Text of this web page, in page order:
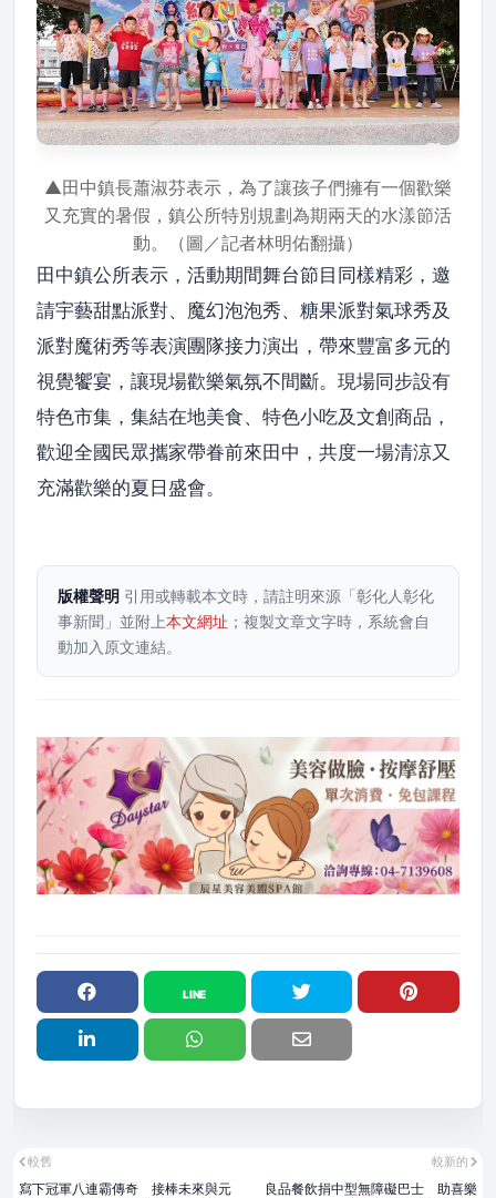
▲田中鎮長蕭淑芬表示，為了讓孩子們擁有一個歡樂
又充實的暑假，鎮公所特別規劃為期兩天的水漾節活
動。（圖／記者林明佑翻攝）
田中鎮公所表示，活動期間舞台節目同樣精彩，邀
請宇藝甜點派對、魔幻泡泡秀、糖果派對氣球秀及
派對魔術秀等表演團隊接力演出，帶來豐富多元的
視覺饗宴，讓現場歡樂氣氛不間斷。現場同步設有
特色市集，集結在地美食、特色小吃及文創商品，
歡迎全國民眾攜家帶眷前來田中，共度一場清涼又
充滿歡樂的夏日盛會。
版權聲明 引用或轉載本文時，請註明來源「彰化人彰化
事新聞」並附上本文網址 ；複製文章文字時，系統會自
動加入原文連結。
較新的
良品餐飲捐中型無障礙巴士 助喜樂
較舊
寫下冠軍八連霸傳奇 接棒未來與元